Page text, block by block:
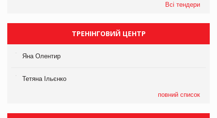
Всі тендери
ТРЕНІНГОВИЙ ЦЕНТР
Яна Олентир
Тетяна Ільєнко
повний список